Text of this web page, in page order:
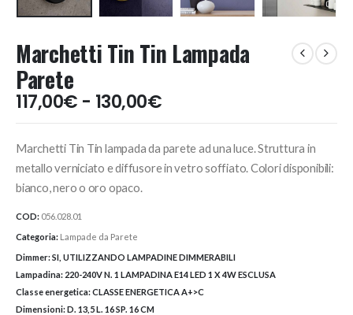
Marchetti Tin Tin Lampada
Parete
117,00€ - 130,00€Fascia
di
da
117,00€
Marchetti Tin Tin lampada da parete ad una luce. Struttura in
metallo verniciato e diffusore in vetro soffiato. Colori disponibili:
bianco, nero o oro opaco.
COD: 056.028.01
Categoria: Lampade da Parete
Dimmer:SI, UTILIZZANDO LAMPADINE DIMMERABILI
Lampadina: 220-240V N. 1 LAMPADINA E14 LED 1 X 4W ESCLUSA
Classe energetica:CLASSE ENERGETICA A+>C
Dimensioni:D. 13,5 L. 16 SP. 16 CM